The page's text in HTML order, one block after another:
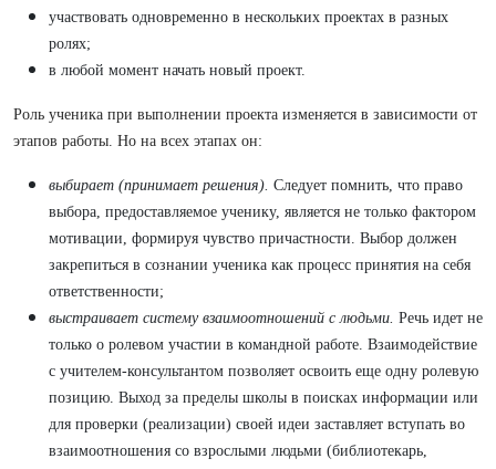
участвовать одновременно в нескольких проектах в разных
ролях;
в любой момент начать новый проект.
Роль ученика при выполнении проекта изменяется в зависимости от
этапов работы. Но на всех этапах он:
выбирает (принимает решения). Следует помнить, что право
выбора, предоставляемое ученику, является не только фактором
мотивации, формируя чувство причастности. Выбор должен
закрепиться в сознании ученика как процесс принятия на себя
ответственности;
выстраивает систему взаимоотношений с людьми. Речь идет не
только о ролевом участии в командной работе. Взаимодействие
с учителем-консультантом позволяет освоить еще одну ролевую
позицию. Выход за пределы школы в поисках информации или
для проверки (реализации) своей идеи заставляет вступать во
взаимоотношения со взрослыми людьми (библиотекарь,